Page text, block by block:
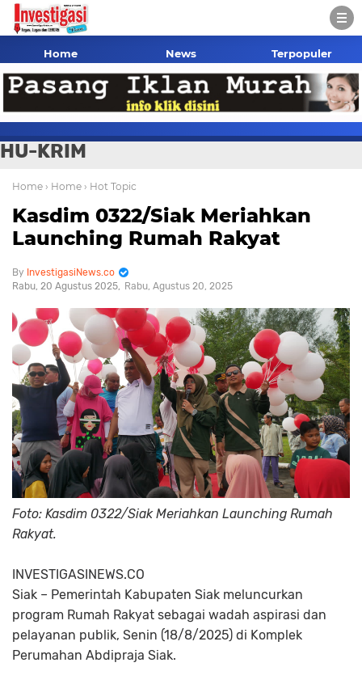
Home News Terpopuler
HU-KRIM
Home › Home › Hot Topic
Kasdim 0322/Siak Meriahkan
Launching Rumah Rakyat
InvestigasiNews.co
Rabu, 20 Agustus 2025
Rabu, Agustus 20, 2025
Foto: Kasdim 0322/Siak Meriahkan Launching Rumah
Rakyat.
INVESTIGASINEWS.CO
Siak – Pemerintah Kabupaten Siak meluncurkan
program Rumah Rakyat sebagai wadah aspirasi dan
pelayanan publik, Senin (18/8/2025) di Komplek
Perumahan Abdipraja Siak.